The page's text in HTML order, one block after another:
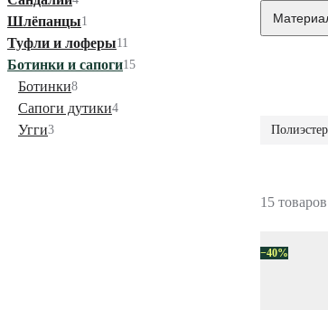
Шлёпанцы1
Туфли и лоферы11
Ботинки и сапоги15
Ботинки8
Сапоги дутики4
Угги3
15 товаров
−40%